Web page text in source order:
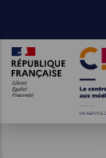
contenu
principal
Images